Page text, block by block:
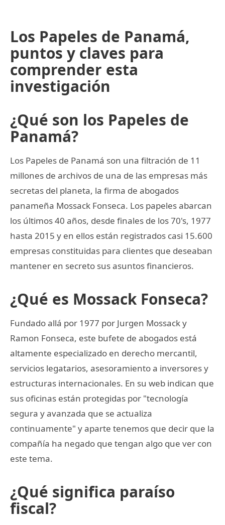
Los Papeles de Panamá,
puntos y claves para
comprender esta
investigación
¿Qué son los Papeles de
Panamá?
Los Papeles de Panamá son una filtración de 11
millones de archivos de una de las empresas más
secretas del planeta, la firma de abogados
panameña Mossack Fonseca. Los papeles abarcan
los últimos 40 años, desde finales de los 70's, 1977
hasta 2015 y en ellos están registrados casi 15.600
empresas constituidas para clientes que deseaban
mantener en secreto sus asuntos financieros.
¿Qué es Mossack Fonseca?
Fundado allá por 1977 por Jurgen Mossack y
Ramon Fonseca, este bufete de abogados está
altamente especializado en derecho mercantil,
servicios legatarios, asesoramiento a inversores y
estructuras internacionales. En su web indican que
sus oficinas están protegidas por "tecnología
segura y avanzada que se actualiza
continuamente" y aparte tenemos que decir que la
compañía ha negado que tengan algo que ver con
este tema.
¿Qué significa paraíso
fiscal?